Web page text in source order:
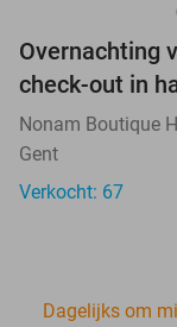
Overnachting
check-out in
Nonam Boutique
Gent
Verkocht: 67
Dagelijks om